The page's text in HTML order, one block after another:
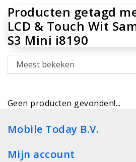
Producten getagd
LCD & Touch Wit
S3 Mini i8190
Geen producten gevonden!...
Mobile Today B.V.
Mijn account